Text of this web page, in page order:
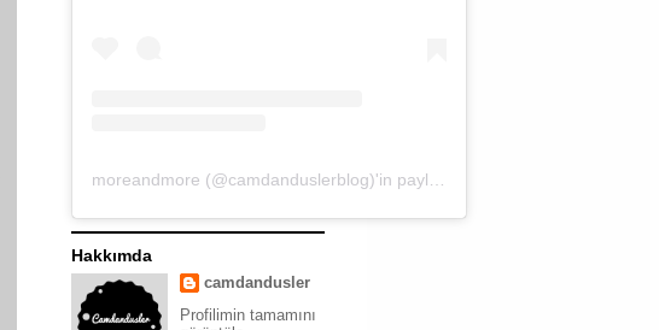
Hakkımda
camdandusler
Profilimin tamamını